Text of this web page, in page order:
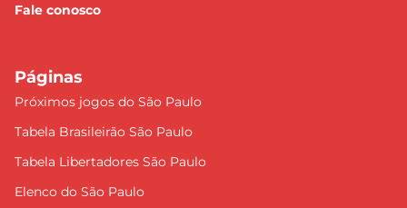
Fale conosco
Páginas
Próximos jogos do São Paulo
Tabela Brasileirão São Paulo
Tabela Libertadores São Paulo
Elenco do São Paulo